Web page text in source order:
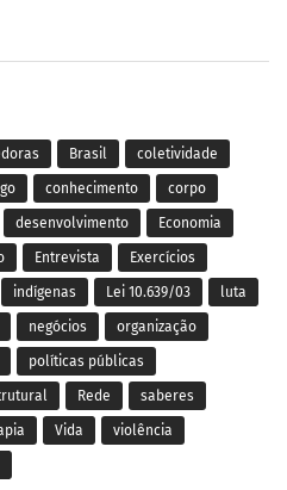
Brasil coletividade
conhecimento corpo
desenvolvimento Economia
Entrevista Exercícios
indígenas Lei 10.639/03 luta
negócios organização
políticas públicas
Rede saberes
Vida violência